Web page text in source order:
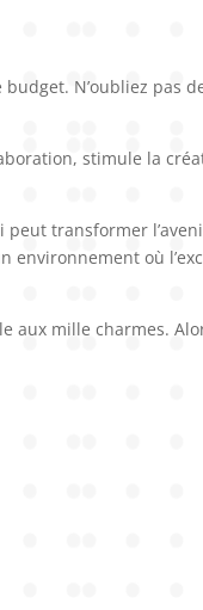
N’oubliez pas
stimule la
peut transformer
environnement où
aux mille charmes.